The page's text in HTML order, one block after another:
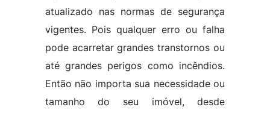
atualizado nas normas de segurança
vigentes. Pois qualquer erro ou falha
pode acarretar grandes transtornos ou
até grandes perigos como incêndios.
Então não importa sua necessidade ou
tamanho do seu imóvel, desde